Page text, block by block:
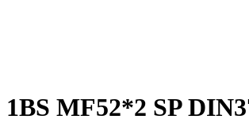
1BS MF52*2 SP